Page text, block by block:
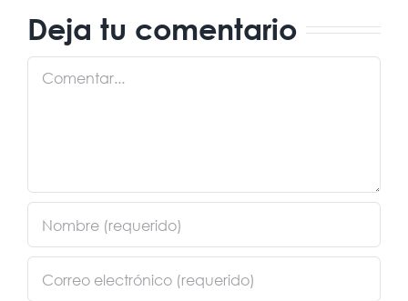
sector de
puertas
automáticas
que tus
Deja tu comentario
Comentar